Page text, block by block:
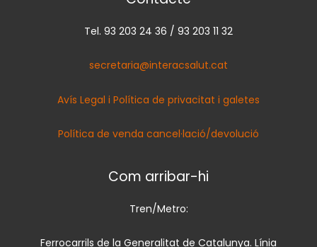
Tel. 93 203 24 36 / 93 203 11 32
secretaria@interacsalut.cat
Avís Legal i Política de privacitat i galetes
Política de venda cancel·lació/devolució
Com arribar-hi
Tren/Metro:
Ferrocarrils de la Generalitat de Catalunya. Línia